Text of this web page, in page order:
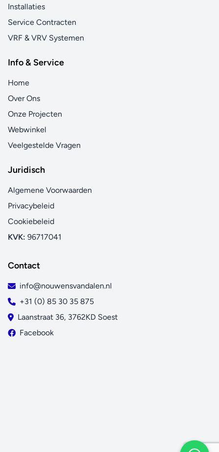
Installaties
Service Contracten
VRF & VRV Systemen
Info & Service
Home
Over Ons
Onze Projecten
Webwinkel
Veelgestelde Vragen
Juridisch
Algemene Voorwaarden
Privacybeleid
Cookiebeleid
KVK: 96717041
Contact
info@nouwensvandalen.nl
+31 (0) 85 30 35 875
Laanstraat 36, 3762KD Soest
Facebook